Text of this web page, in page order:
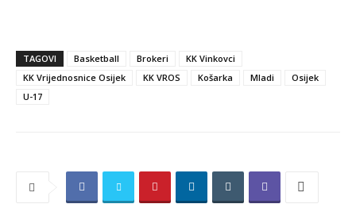
TAGOVI Basketball Brokeri
KK Vinkovci
KK Vrijednosnice Osijek
KK VROS Košarka Mladi
Osijek
U-17